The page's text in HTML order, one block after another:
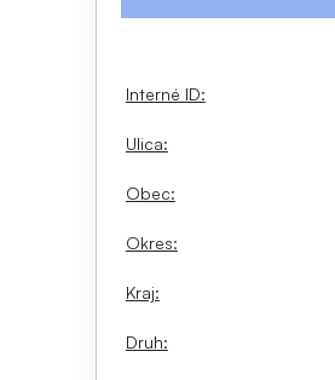
Interné ID:
Ulica:
Obec:
Okres:
Kraj:
Druh: